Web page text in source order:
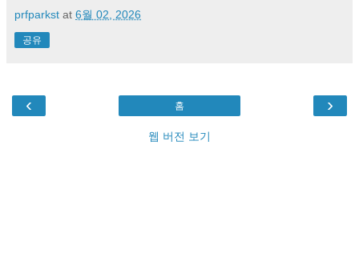
prfparkst at 6월 02, 2026
공유
‹ ›
홈
웹 버전 보기